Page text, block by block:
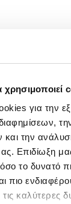
χρησιμοποιεί
για την
την
Επιδίωξη
το δυνατό
πιο
καλύτερες